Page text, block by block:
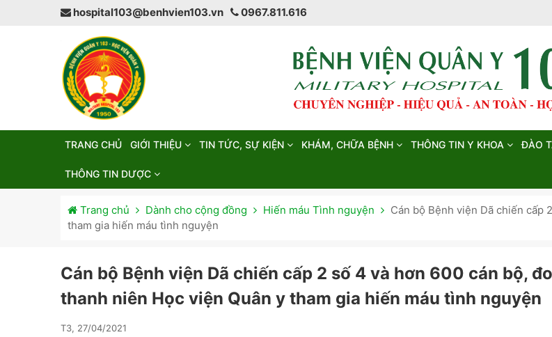
hospital103@benhvien103.vn 0967.811.616
TRANG CHỦ GIỚI THIỆU TIN TỨC, SỰ KIỆN KHÁM, CHỮA BỆNH THÔNG TIN Y KHOA ĐÀO
THÔNG TIN DƯỢC
Trang chủ Dành cho cộng đồng Hiến máu Tình nguyện
Cán bộ Bệnh viện Dã chiến cấp
tham gia hiến máu tình nguyện
Cán bộ Bệnh viện Dã chiến cấp 2 số 4 và hơn 600 cán bộ,
thanh niên Học viện Quân y tham gia hiến máu tình nguyện
T3, 27/04/2021